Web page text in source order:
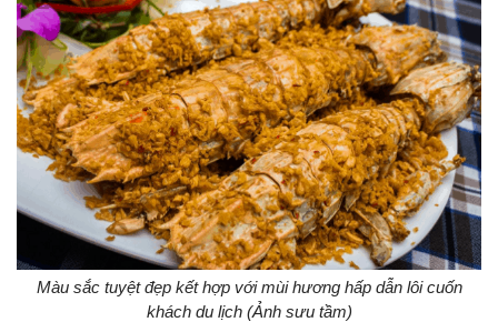
Màu sắc tuyệt đẹp kết hợp với mùi hương hấp dẫn lôi cuốn
khách du lịch (Ảnh sưu tầm)